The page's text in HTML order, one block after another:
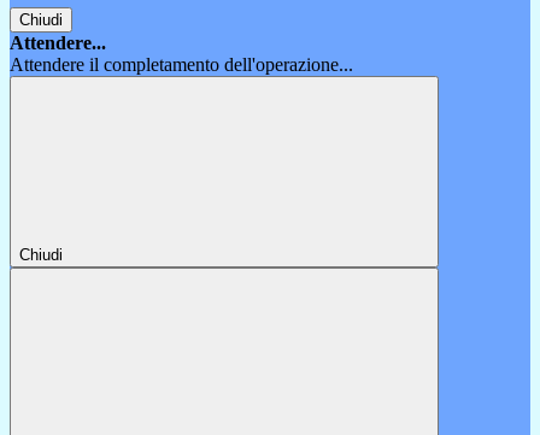
Chiudi
Attendere...
Attendere il completamento dell'operazione...
Chiudi